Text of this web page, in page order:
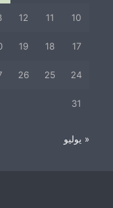
10
11
12
17
18
19
24
25
26
31
« يوليو